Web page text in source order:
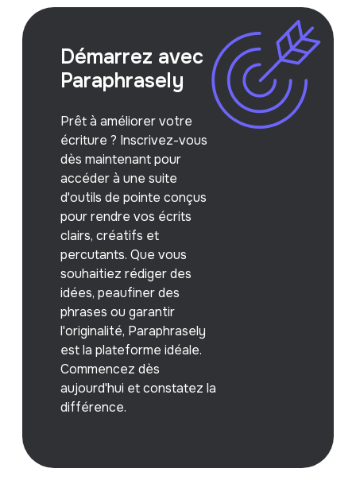
Démarrez avec
Paraphrasely
Prêt à améliorer votre
écriture ? Inscrivez-vous
dès maintenant pour
accéder à une suite
d'outils de pointe conçus
pour rendre vos écrits
clairs, créatifs et
percutants. Que vous
souhaitiez rédiger des
idées, peaufiner des
phrases ou garantir
l'originalité, Paraphrasely
est la plateforme idéale.
Commencez dès
aujourd'hui et constatez la
différence.